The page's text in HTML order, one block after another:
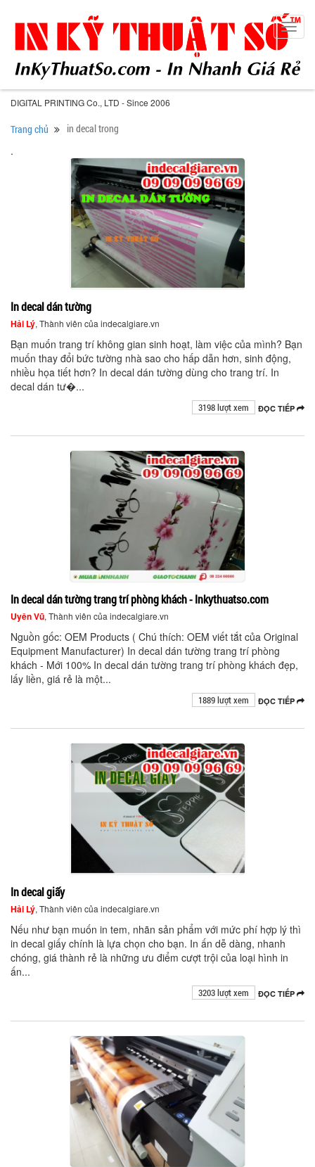
DIGITAL PRINTING Co., LTD - Since 2006
Trang chủ in decal trong
.
In decal dán tường
Hải Lý, Thành viên của indecalgiare.vn
Bạn muốn trang trí không gian sinh hoạt, làm việc của mình? Bạn
muốn thay đổi bức tường nhà sao cho hấp dẫn hơn, sinh động,
nhiều họa tiết hơn? In decal dán tường dùng cho trang trí. In
decal dán tư�...
ĐỌC TIẾP
3198 lượt xem
In decal dán tường trang trí phòng khách - Inkythuatso.com
Uyên Vũ, Thành viên của indecalgiare.vn
Nguồn gốc: OEM Products ( Chú thích: OEM viết tắt của Original
Equipment Manufacturer) In decal dán tường trang trí phòng
khách - Mới 100% In decal dán tường trang trí phòng khách đẹp,
lấy liền, giá rẻ là một...
ĐỌC TIẾP
1889 lượt xem
In decal giấy
Hải Lý, Thành viên của indecalgiare.vn
Nếu như bạn muốn in tem, nhãn sản phẩm với mức phí hợp lý thì
in decal giấy chính là lựa chọn cho bạn. In ấn dễ dàng, nhanh
chóng, giá thành rẻ là những ưu điểm cượt trội của loại hình in
ấn...
ĐỌC TIẾP
3203 lượt xem